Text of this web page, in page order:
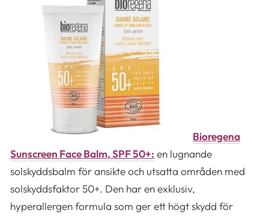
Bioregena
Sunscreen Face Balm, SPF 50+: en lugnande
solskyddsbalm för ansikte och utsatta områden med
solskyddsfaktor 50+. Den har en exklusiv,
hyperallergen formula som ger ett högt skydd för